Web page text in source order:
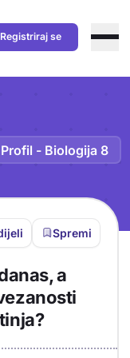
Registriraj se
Profil - Biologija 8
Spremi
a